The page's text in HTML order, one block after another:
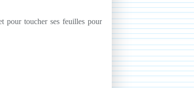
pour toucher ses feuilles pour